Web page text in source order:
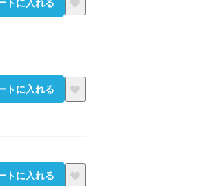
トに入れる
トに入れる
トに入れる